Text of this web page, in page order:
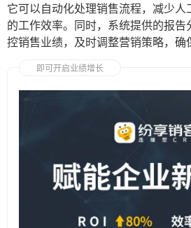
它可以自动化处理销售流程，减少人
的工作效率。同时，系统提供的报告
控销售业绩，及时调整营销策略，确
即可开启业绩增长